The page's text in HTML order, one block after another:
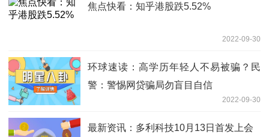
焦点快看：知乎港股跌5.52%
2022-09-30
环球速读：高学历年轻人不易被骗？民
警：警惕网贷骗局勿盲目自信
2022-09-30
最新资讯：多利科技10月13日首发上会